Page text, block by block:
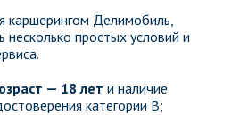
каршерингом Делимобиль,
простых условий и
— 18 лет и наличие
категории B;